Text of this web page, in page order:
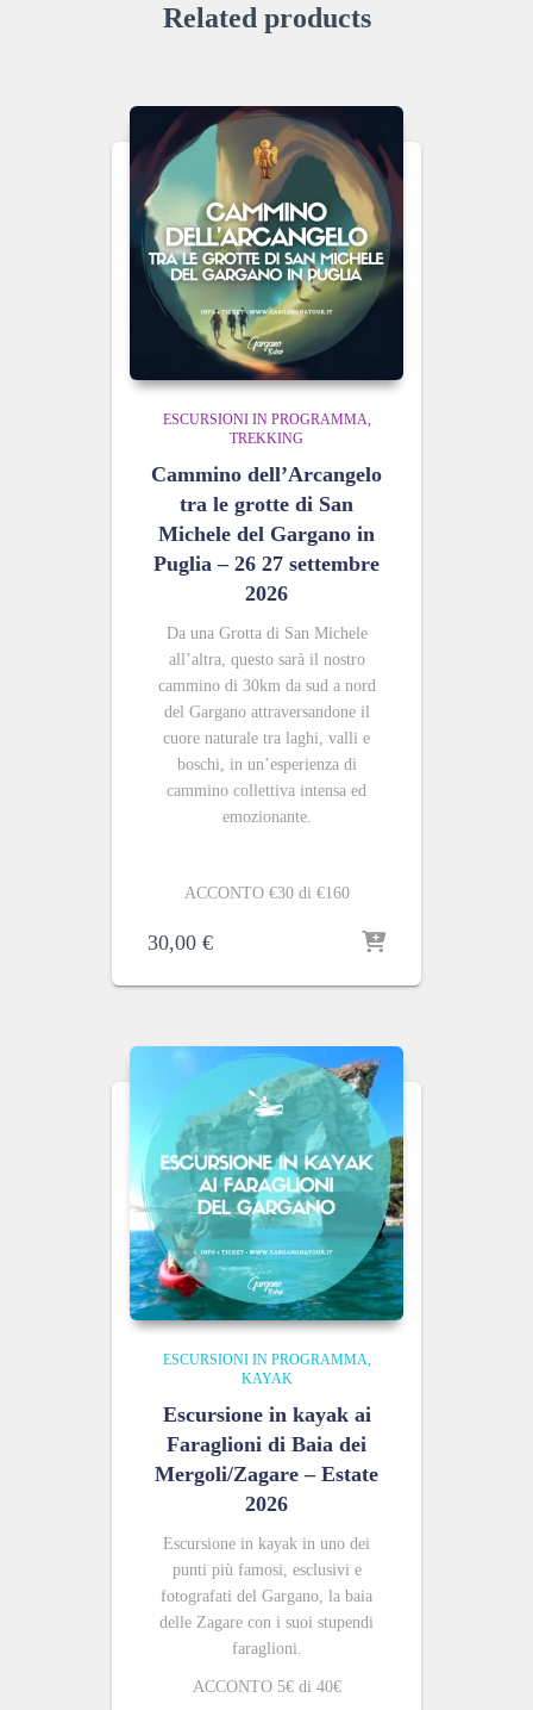
Related products
ESCURSIONI IN PROGRAMMA
TREKKING
Cammino dell’Arcangelo
tra le grotte di San
Michele del Gargano in
Puglia – 26 27 settembre
2026
Da una Grotta di San Michele
all’altra, questo sarà il nostro
cammino di 30km da sud a nord
del Gargano attraversandone il
cuore naturale tra laghi, valli e
boschi, in un’esperienza di
cammino collettiva intensa ed
emozionante.
ACCONTO €30 di €160
30,00 €
ESCURSIONI IN PROGRAMMA
KAYAK
Escursione in kayak ai
Faraglioni di Baia dei
Mergoli/Zagare – Estate
2026
Escursione in kayak in uno dei
punti più famosi, esclusivi e
fotografati del Gargano, la baia
delle Zagare con i suoi stupendi
faraglioni.
ACCONTO 5€ di 40€